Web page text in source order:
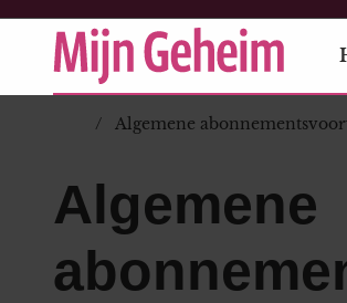
Algemene
Algemene